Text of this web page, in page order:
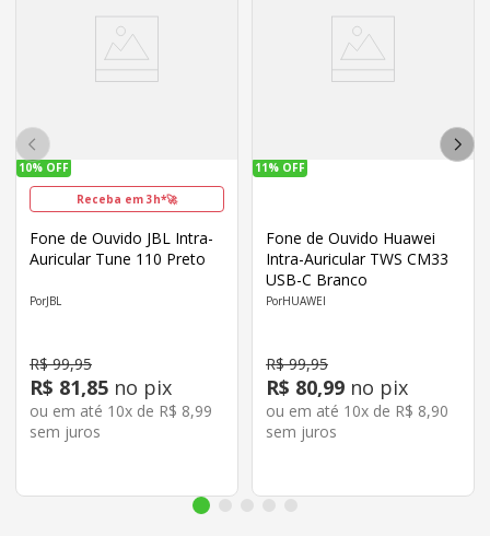
10% OFF
Receba em 3h*🚀
Fone de Ouvido JBL Intra-
Auricular Tune 110 Preto
JBL
R$ 99,95
R$ 81,85 no pix
ou em até 10x de R$ 8,99
sem juros
11% OFF
Fone de Ouvido Huawei
Intra-Auricular TWS CM33
USB-C Branco
HUAWEI
R$ 99,95
R$ 80,99 no pix
ou em até 10x de R$ 8,90
sem juros